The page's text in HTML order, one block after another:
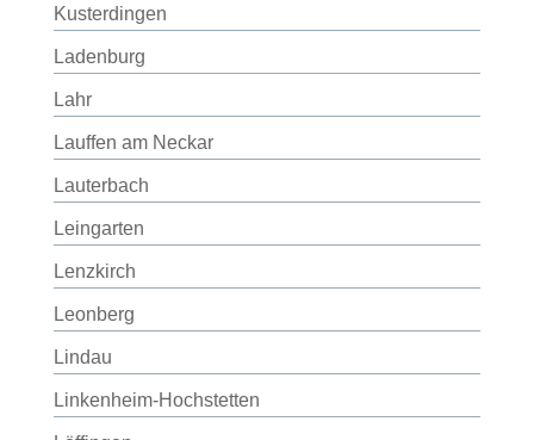
Kusterdingen
Ladenburg
Lahr
Lauffen am Neckar
Lauterbach
Leingarten
Lenzkirch
Leonberg
Lindau
Linkenheim-Hochstetten